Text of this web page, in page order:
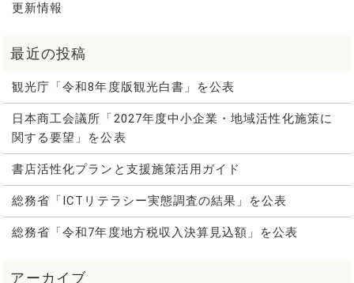
更新情報
観光庁「令和8年度版観光白書」を公表
日本商工会議所「2027年度中小企業・地域活性化施策に
関する要望」を公表
書店活性化プランと支援施策活用ガイド
総務省「ICTリテラシー実態調査の結果」を公表
総務省「令和7年度地方税収入決算見込額」を公表